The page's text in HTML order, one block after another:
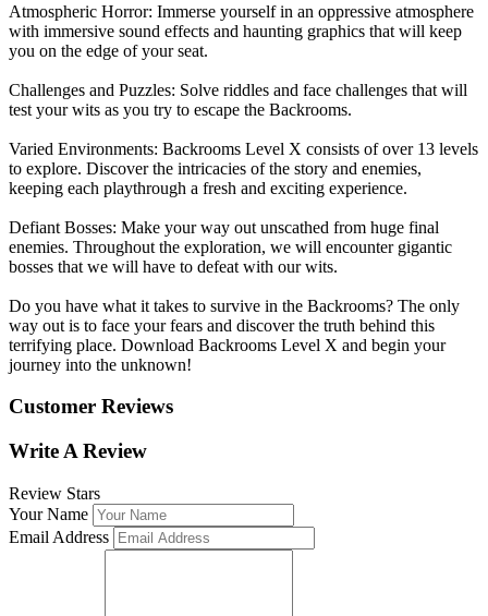
Atmospheric Horror: Immerse yourself in an oppressive atmosphere
with immersive sound effects and haunting graphics that will keep
you on the edge of your seat.
Challenges and Puzzles: Solve riddles and face challenges that will
test your wits as you try to escape the Backrooms.
Varied Environments: Backrooms Level X consists of over 13 levels
to explore. Discover the intricacies of the story and enemies,
keeping each playthrough a fresh and exciting experience.
Defiant Bosses: Make your way out unscathed from huge final
enemies. Throughout the exploration, we will encounter gigantic
bosses that we will have to defeat with our wits.
Do you have what it takes to survive in the Backrooms? The only
way out is to face your fears and discover the truth behind this
terrifying place. Download Backrooms Level X and begin your
journey into the unknown!
Customer Reviews
Write A Review
Review Stars
Your Name
Email Address